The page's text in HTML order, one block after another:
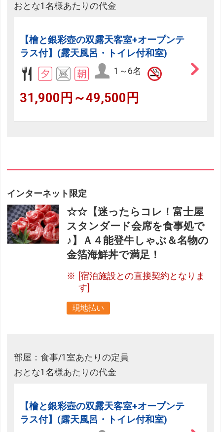
おとな1名様あたりの代金
【檜と銀彩壺の双露天客室+オープンテ
ラス付】(露天風呂・トイレ付和室)
1～6名
31,900円～49,500円
インターネット限定
☆☆【迷ったらコレ！富士屋
スタンダード会席を食事処で
♪】Ａ４能登牛しゃぶ＆名物の
金箔海鮮丼で満足！
[宿泊施設との直接契約となりま
す]
現地払い
部屋：食事/1室あたりの定員
おとな1名様あたりの代金
【檜と銀彩壺の双露天客室+オープンテ
ラス付】(露天風呂・トイレ付和室)